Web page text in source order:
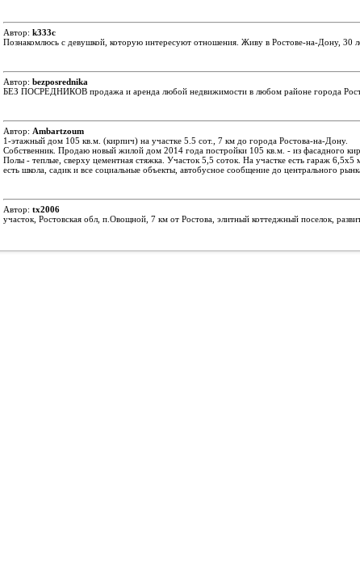
Автор: k333c
Познакомлюсь с девушкой, которую интересуют отношения. Живу в Ростове-на-Дону, 30
Автор: bezposrednika
БЕЗ ПОСРЕДНИКОВ продажа и аренда любой недвижимости в любом районе города
Автор: Ambartzoum
1-этажный дом 105 кв.м. (кирпич) на участке 5.5 сот., 7 км до города Ростова-на-Дону.
Собственник. Продаю новый жилой дом 2014 года постройки 105 кв.м. - из фасадного
Полы - теплые, сверху цементная стяжка. Участок 5,5 соток. На участке есть гараж
есть школа, садик и все социальные объекты, автобусное сообщение до центрального
Автор: tx2006
участок, Ростовская обл, п.Овощной, 7 км от Ростова, элитный коттеджный поселок,